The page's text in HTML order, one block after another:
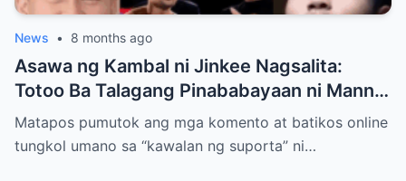
News • 8 months ago
Asawa ng Kambal ni Jinkee Nagsalita:
Totoo Ba Talagang Pinababayaan ni Manny
Pacquiao ang Anak na si Eman?
Matapos pumutok ang mga komento at batikos online
tungkol umano sa “kawalan ng suporta” ni…